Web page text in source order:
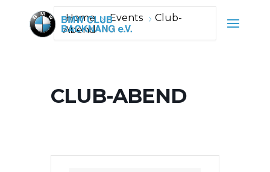
Home Events
Club-
Abend
CLUB-ABEND